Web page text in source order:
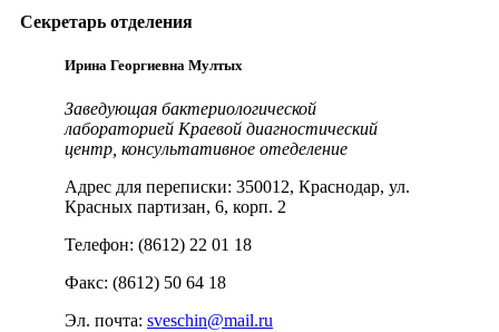
Cекретарь отделения
Ирина Георгиевна Мултых
Заведующая бактериологической
лабораторией Краевой диагностический
центр, консультативное отеделение
Адрес для переписки: 350012, Краснодар, ул.
Красных партизан, 6, корп. 2
Телефон: (8612) 22 01 18
Факс: (8612) 50 64 18
Эл. почта: sveschin@mail.ru